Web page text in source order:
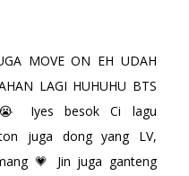
MOVE ON EH UDAH
LAGI HUHUHU BTS
😭 Iyes besok Ci lagu
juga dong yang LV,
💗 Jin juga ganteng